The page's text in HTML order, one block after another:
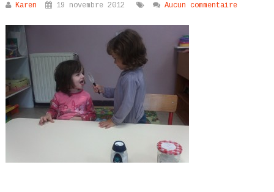
Karen 19 novembre 2012 Aucun commentaire